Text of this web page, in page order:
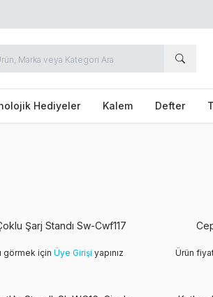
Hediyeler Kalem Defter
Şarj Standı Sw-Cwf117
görmek için Üye Girişi yapınız Ürün